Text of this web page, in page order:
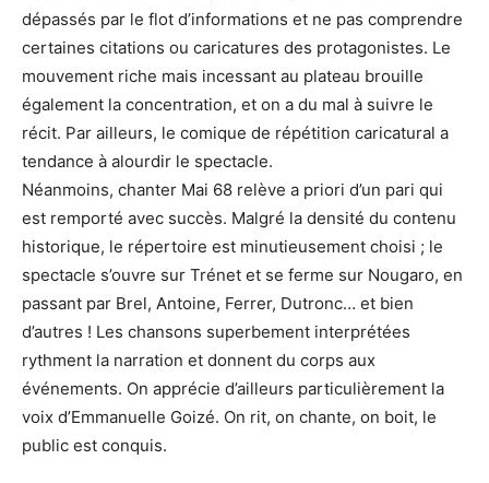
dépassés par le flot d’informations et ne pas comprendre
certaines citations ou caricatures des protagonistes. Le
mouvement riche mais incessant au plateau brouille
également la concentration, et on a du mal à suivre le
récit. Par ailleurs, le comique de répétition caricatural a
tendance à alourdir le spectacle.
Néanmoins, chanter Mai 68 relève a priori d’un pari qui
est remporté avec succès. Malgré la densité du contenu
historique, le répertoire est minutieusement choisi ; le
spectacle s’ouvre sur Trénet et se ferme sur Nougaro, en
passant par Brel, Antoine, Ferrer, Dutronc… et bien
d’autres ! Les chansons superbement interprétées
rythment la narration et donnent du corps aux
événements. On apprécie d’ailleurs particulièrement la
voix d’Emmanuelle Goizé. On rit, on chante, on boit, le
public est conquis.